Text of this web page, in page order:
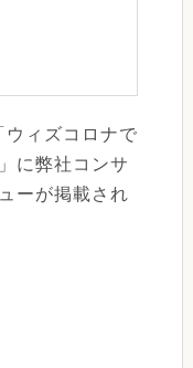
ウィズコロナで
に弊社コンサ
ーが掲載され